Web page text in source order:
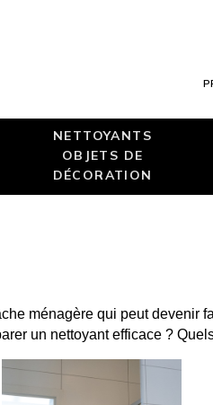
NETTOYANTS
OBJETS DE
DÉCORATION
ménagère qui peut devenir
un nettoyant efficace ?